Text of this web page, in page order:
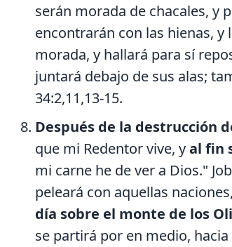
serán morada de chacales, y
encontrarán con las hienas,
morada, y hallará para sí
juntará debajo de sus alas;
34:2,11,13-15.
Después de la destrucción
que mi Redentor vive, yal fin
mi carne he de ver a Dios."
peleará con aquellas
día sobre el monte de los
se partirá por en medio,